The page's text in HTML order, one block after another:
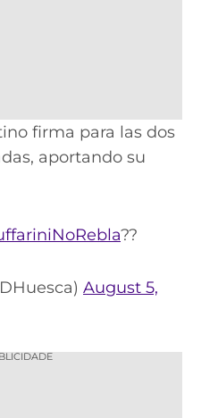
firma para las dos
aportando su
??
August 5,